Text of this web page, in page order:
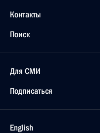
Контакты
Поиск
Для СМИ
Подписаться
English